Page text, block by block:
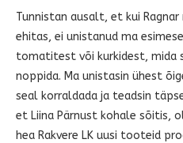
Tunnistan ausalt, et kui
ehitas, ei unistanud ma
tomatitest või kurkidest, mida
noppida. Ma unistasin ühest
seal korraldada ja teadsin
et Liina Pärnust kohale sõitis,
hea Rakvere LK uusi tooteid